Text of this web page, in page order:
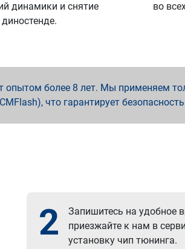
динамики и снятие
во
более 8 лет. Мы применяем
что гарантирует
2
Запишитесь на удобное
приезжайте к нам в
установку чип тюнинга.